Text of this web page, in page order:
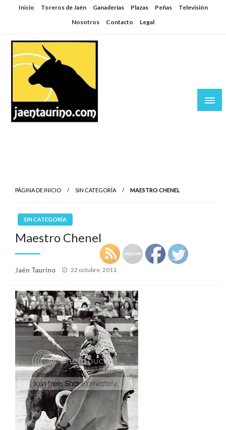
SaltarInicio Toreros de Jaén Ganaderías Plazas Peñas
Televisión
Nosotros
Contacto Legal
PÁGINA DE INICIO SIN CATEGORÍA MAESTRO CHENEL
SIN CATEGORÍA
Maestro Chenel
Jaén Taurino
Publicado
22 octubre, 2011